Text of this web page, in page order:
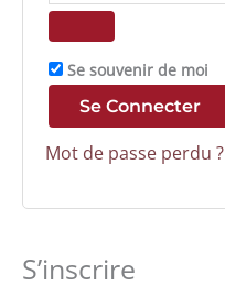
Se souvenir de moi
Se Connecter
Mot de passe perdu ?
S’inscrire